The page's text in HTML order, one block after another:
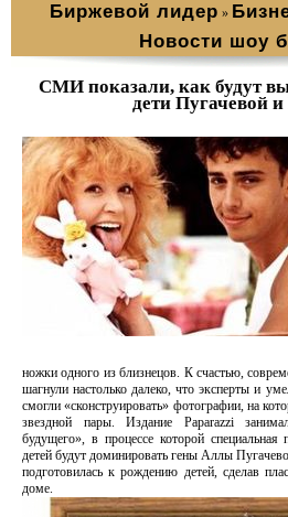
Биржевой лидер »
Новости шоу
СМИ показали, как будут
дети Пугачевой
ножки одного из близнецов. К счастью,
шагнули настолько далеко, что эксперты и
смогли «сконструировать» фотографии, на
звездной пары. Издание Paparazzi
будущего», в процессе которой
детей будут доминировать гены Аллы
подготовилась к рождению детей, сделав
доме.